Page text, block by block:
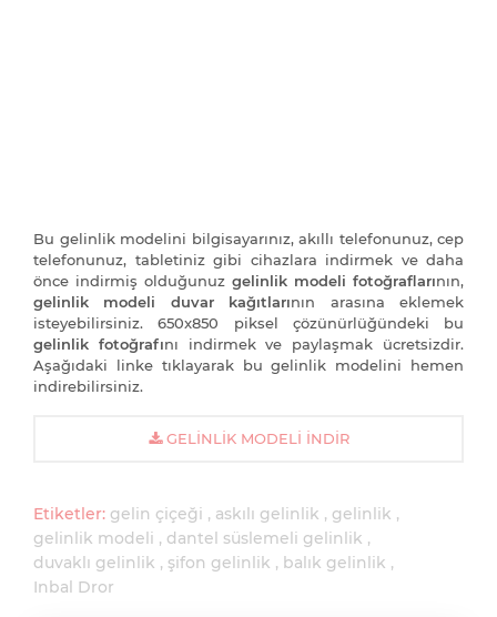
Bu gelinlik modelini bilgisayarınız, akıllı telefonunuz, cep
telefonunuz, tabletiniz gibi cihazlara indirmek ve daha
önce indirmiş olduğunuz gelinlik modeli fotoğraflarının,
gelinlik modeli duvar kağıtlarının arasına eklemek
isteyebilirsiniz. 650x850 piksel çözünürlüğündeki bu
gelinlik fotoğrafını indirmek ve paylaşmak ücretsizdir.
Aşağıdaki linke tıklayarak bu gelinlik modelini hemen
indirebilirsiniz.
GELINLIK MODELI İNDIR
Etiketler: gelin çiçeği askılı gelinlik
gelinlik
gelinlik modeli
dantel süslemeli gelinlik
duvaklı gelinlik
şifon gelinlik
balık gelinlik
Inbal Dror